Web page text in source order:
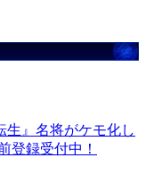
生』名将がケモ化し
登録受付中！